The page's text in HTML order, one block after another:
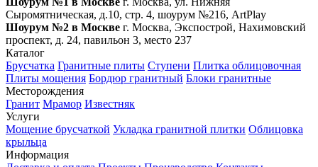
Сыромятническая, д.10, стр. 4, шоурум №216, ArtPlay
Шоурум №2 в Москве г. Москва, Экспострой, Нахимовский
проспект, д. 24, павильон 3, место 237
Каталог
Брусчатка Гранитные плиты Ступени Плитка облицовочная
Плиты мощения Бордюр гранитный Блоки гранитные
Месторождения
Гранит Мрамор Известняк
Услуги
Мощение брусчаткой Укладка гранитной плитки Облицовка
крыльца
Информация